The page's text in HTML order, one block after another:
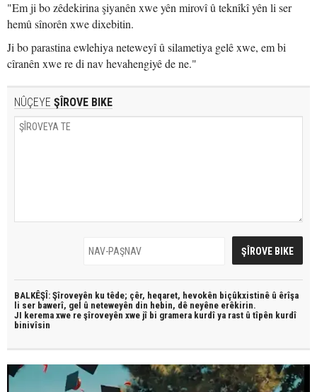
"Em ji bo zêdekirina şiyanên xwe yên mirovî û teknîkî yên li ser
hemû sînorên xwe dixebitin.
Ji bo parastina ewlehiya neteweyî û silametiya gelê xwe, em bi
cîranên xwe re di nav hevahengiyê de ne."
NÛÇEYE ŞÎROVE BIKE
BALKÊŞÎ: Şîroveyên ku têde; çêr, heqaret, hevokên biçûkxistinê û êrîşa
li ser bawerî, gel û neteweyên din hebin, dê neyêne erêkirin.
JI kerema xwe re şîroveyên xwe jî bi gramera kurdî ya rast û tîpên kurdî
binivîsin